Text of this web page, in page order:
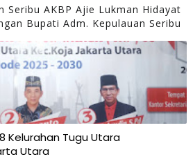
Seribu AKBP Ajie Lukman Hidayat
Bupati Adm. Kepulauan Seribu
Kelurahan Tugu Utara
Utara